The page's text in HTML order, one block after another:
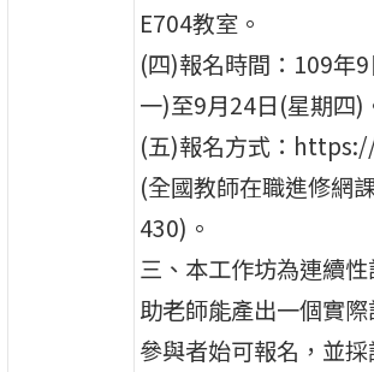
E704教室。
(四)報名時間：109年
一)至9月24日(星期四)
(五)報名方式：
(全國教師在職進修網
430)。
三、本工作坊為連續
助老師能產出一個實
參與者始可報名，並